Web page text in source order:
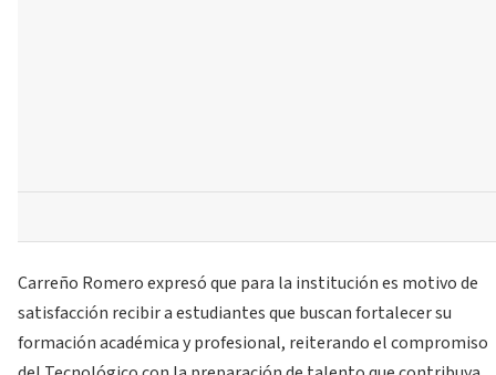
Carreño Romero expresó que para la institución es motivo de
satisfacción recibir a estudiantes que buscan fortalecer su
formación académica y profesional, reiterando el compromiso